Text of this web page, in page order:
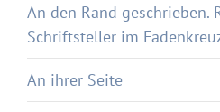
An den Rand geschrieben.
Schriftsteller im
An ihrer Seite